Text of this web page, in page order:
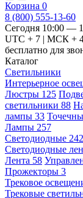
Корзина 0
8 (800) 555-13-60
Сегодня 10:00 —
UTC + 7 | МСК +
бесплатно для
Каталог
Светильники
Интерьерное
Люстры 125
светильники 88
лампы 33
Лампы 257
Светодиодные 242
Светодиодные
Лента 58
Прожекторы 3
Трековое
Трековые